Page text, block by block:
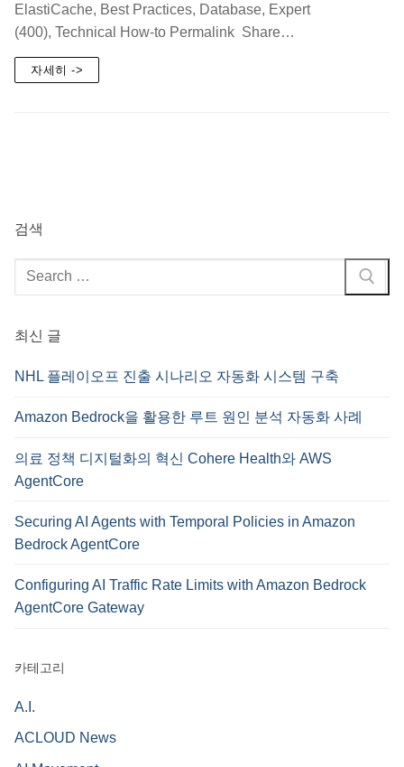
ElastiCache, Best Practices, Database, Expert
(400), Technical How-to Permalink Share…
자세히 ->
검색
검
색
최신 글
NHL 플레이오프 진출 시나리오 자동화 시스템 구축
Amazon Bedrock을 활용한 루트 원인 분석 자동화 사례
의료 정책 디지털화의 혁신 Cohere Health와 AWS
AgentCore
Securing AI Agents with Temporal Policies in Amazon
Bedrock AgentCore
Configuring AI Traffic Rate Limits with Amazon Bedrock
AgentCore Gateway
카테고리
A.I.
ACLOUD News